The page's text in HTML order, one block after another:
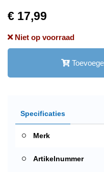
€ 17,99
Niet op voorraad
Specificaties
Merk
Artikelnummer